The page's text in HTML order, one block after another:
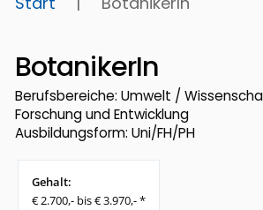
BotanikerIn
Berufsbereiche: Umwelt /
Forschung und Entwicklung
Ausbildungsform: Uni/FH/PH
Gehalt:
€ 2.700,- bis € 3.970,- *